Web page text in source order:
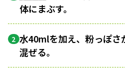
体にまぶす。
2 水40mlを加え、粉っぽさ
混ぜる。